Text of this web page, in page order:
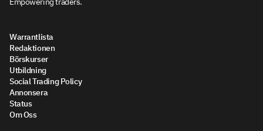
Warrantlista
Redaktionen
Börskurser
Utbildning
Social Trading Policy
Annonsera
Status
Om Oss